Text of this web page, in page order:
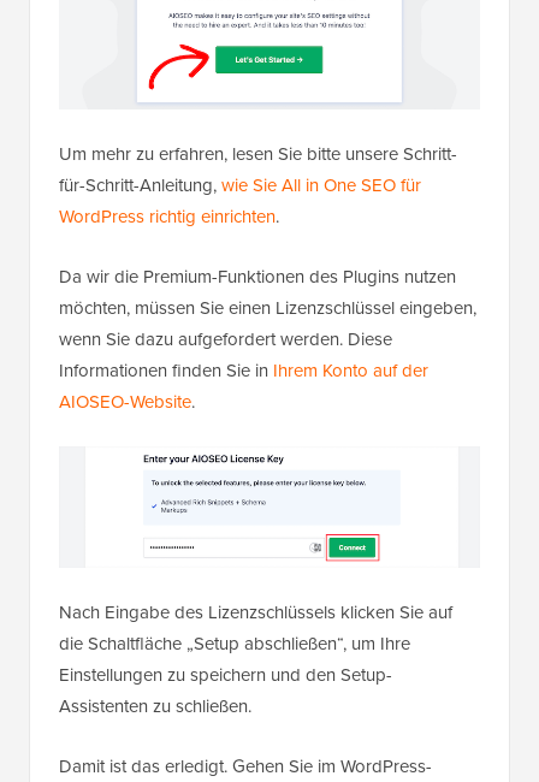
Um mehr zu erfahren, lesen Sie bitte unsere Schritt-
für-Schritt-Anleitung,wie Sie All in One SEO für
WordPress richtig einrichten.
Da wir die Premium-Funktionen des Plugins nutzen
möchten, müssen Sie einen Lizenzschlüssel eingeben,
wenn Sie dazu aufgefordert werden. Diese
Informationen finden Sie in Ihrem Konto auf der
AIOSEO-Website.
Nach Eingabe des Lizenzschlüssels klicken Sie auf
die Schaltfläche „Setup abschließen“, um Ihre
Einstellungen zu speichern und den Setup-
Assistenten zu schließen.
Damit ist das erledigt. Gehen Sie im WordPress-